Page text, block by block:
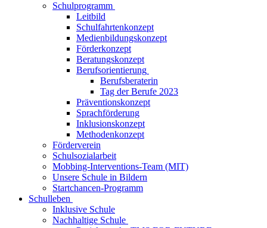
Schulprogramm
Leitbild
Schulfahrtenkonzept
Medienbildungskonzept
Förderkonzept
Beratungskonzept
Berufsorientierung
Berufsberaterin
Tag der Berufe 2023
Präventionskonzept
Sprachförderung
Inklusionskonzept
Methodenkonzept
Förderverein
Schulsozialarbeit
Mobbing-Interventions-Team (MIT)
Unsere Schule in Bildern
Startchancen-Programm
Schulleben
Inklusive Schule
Nachhaltige Schule